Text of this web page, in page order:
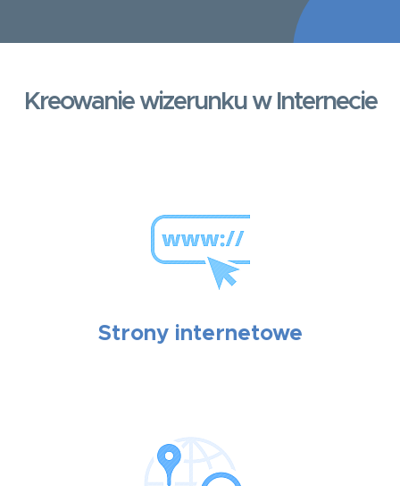
Kreowanie wizerunku w Internecie
Strony internetowe